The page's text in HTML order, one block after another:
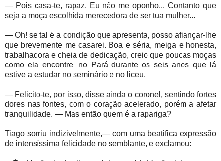
— Pois casa-te, rapaz. Eu não me oponho... Contanto que
seja a moça escolhida merecedora de ser tua mulher...
— Oh! se tal é a condição que apresenta, posso afiançar-lhe
que brevemente me casarei. Boa e séria, meiga e honesta,
trabalhadora e cheia de dedicação, creio que poucas moças
como ela encontrei no Pará durante os seis anos que lá
estive a estudar no seminário e no liceu.
— Felicito-te, por isso, disse ainda o coronel, sentindo fortes
dores nas fontes, com o coração acelerado, porém a afetar
tranquilidade. — Mas então quem é a rapariga?
Tiago sorriu indizivelmente,— com uma beatifica expressão
de intensíssima felicidade no semblante, e exclamou: